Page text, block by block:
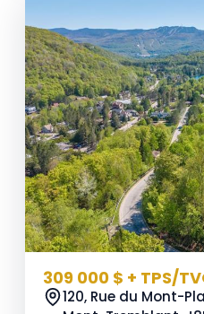
309 000 $ + TPS/
120, Rue du Mont-